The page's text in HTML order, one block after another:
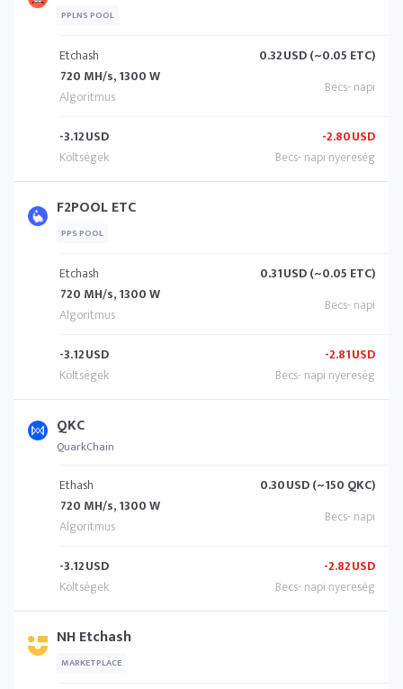
PPLNS POOL
Etchash
720 MH/s, 1300 W
0.32USD (~0.05 ETC)
-3.12USD -2.80USD
F2POOL ETC
PPS POOL
Etchash
720 MH/s, 1300 W
0.31USD (~0.05 ETC)
-3.12USD -2.81USD
QKC
QuarkChain
Ethash
720 MH/s, 1300 W
0.30USD (~150 QKC)
-3.12USD -2.82USD
NH Etchash
MARKETPLACE